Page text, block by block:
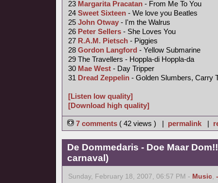
23 Margarita Pracatan - From Me To You
24 Sweet Sixteen - We love you Beatles
25 John Otway - I'm the Walrus
26 Peter Sellers - She Loves You
27 R.A.M. Pietsch - Piggies
28 Gordon Langford - Yellow Submarine
29 The Travellers - Hoppla-di Hoppla-da
30 Mae West - Day Tripper
31 Dread Zeppelin - Golden Slumbers, Carry
[Listen low quality]
[Download high quality]
7 comments ( 42 views ) | permalink |
De Dommedaris - Doe Maar
carnaval)
Sunday, February 18, 2007, 06:57 PM - Music,